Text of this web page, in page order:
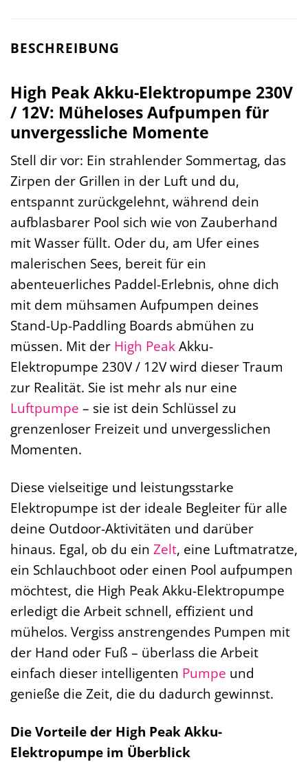
BESCHREIBUNG
High Peak Akku-Elektropumpe 230V
/ 12V: Müheloses Aufpumpen für
unvergessliche Momente
Stell dir vor: Ein strahlender Sommertag, das
Zirpen der Grillen in der Luft und du,
entspannt zurückgelehnt, während dein
aufblasbarer Pool sich wie von Zauberhand
mit Wasser füllt. Oder du, am Ufer eines
malerischen Sees, bereit für ein
abenteuerliches Paddel-Erlebnis, ohne dich
mit dem mühsamen Aufpumpen deines
Stand-Up-Paddling Boards abmühen zu
müssen. Mit der High PeakAkku-
Elektropumpe 230V / 12V wird dieser Traum
zur Realität. Sie ist mehr als nur eine
Luftpumpe – sie ist dein Schlüssel zu
grenzenloser Freizeit und unvergesslichen
Momenten.
Diese vielseitige und leistungsstarke
Elektropumpe ist der ideale Begleiter für alle
deine Outdoor-Aktivitäten und darüber
hinaus. Egal, ob du ein Zelt, eine Luftmatratze,
ein Schlauchboot oder einen Pool aufpumpen
möchtest, die High Peak Akku-Elektropumpe
erledigt die Arbeit schnell, effizient und
mühelos. Vergiss anstrengendes Pumpen mit
der Hand oder Fuß – überlass die Arbeit
einfach dieser intelligenten Pumpe und
genieße die Zeit, die du dadurch gewinnst.
Die Vorteile der High Peak Akku-
Elektropumpe im Überblick